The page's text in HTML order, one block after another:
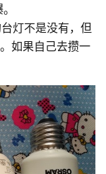
灯不是没有，但
如果自己去攒一